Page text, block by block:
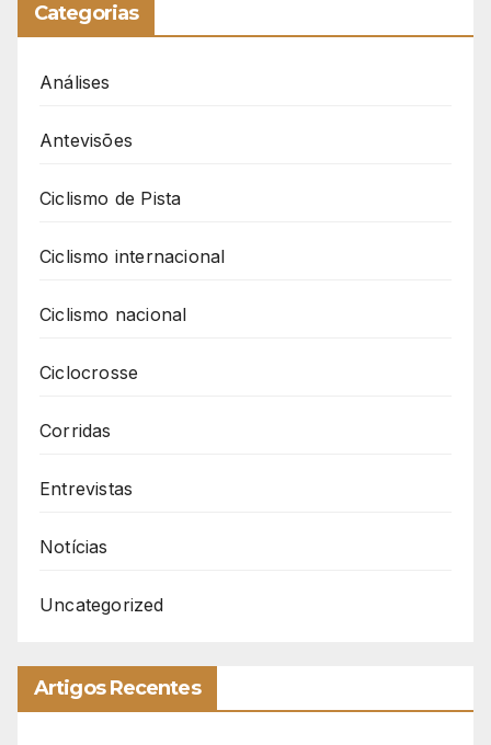
Categorias
Análises
Antevisões
Ciclismo de Pista
Ciclismo internacional
Ciclismo nacional
Ciclocrosse
Corridas
Entrevistas
Notícias
Uncategorized
Artigos Recentes